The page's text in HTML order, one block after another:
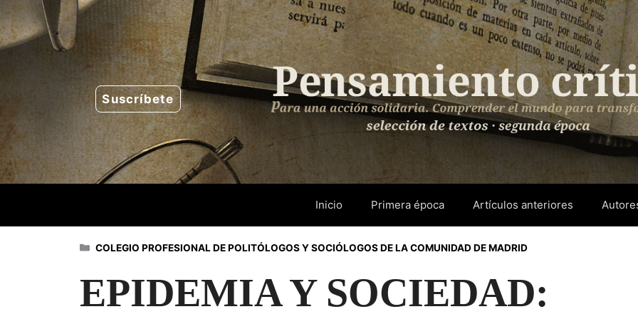
Saltar
al
contenido
Suscríbete
Inicio Primera época Artículos anteriores
EPIDEMIA Y SOCIEDAD:
Categorías
COLEGIO PROFESIONAL DE POLITÓLOGOS Y SOCIÓLOGOS DE LA COMUNIDAD DE MADRID